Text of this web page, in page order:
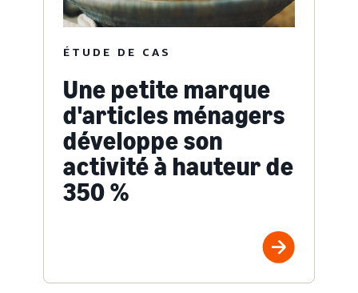
ÉTUDE DE CAS
Une petite marque
d'articles ménagers
développe son
activité à hauteur de
350 %